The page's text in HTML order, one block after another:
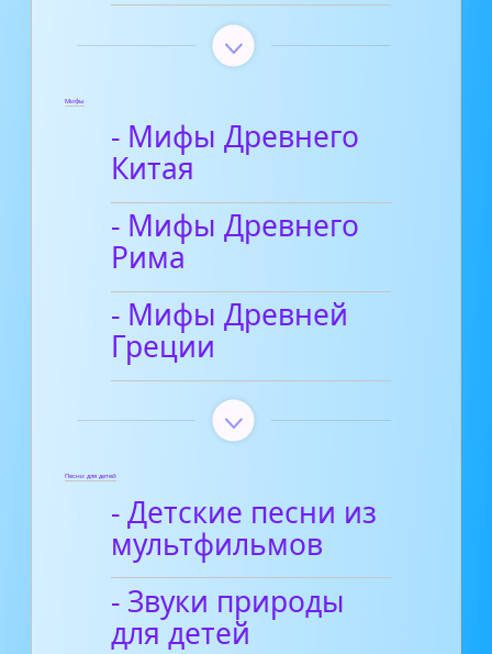
Мифы
- Мифы Древнего
Китая
- Мифы Древнего
Рима
- Мифы Древней
Греции
Песни для детей
- Детские песни из
мультфильмов
- Звуки природы
для детей